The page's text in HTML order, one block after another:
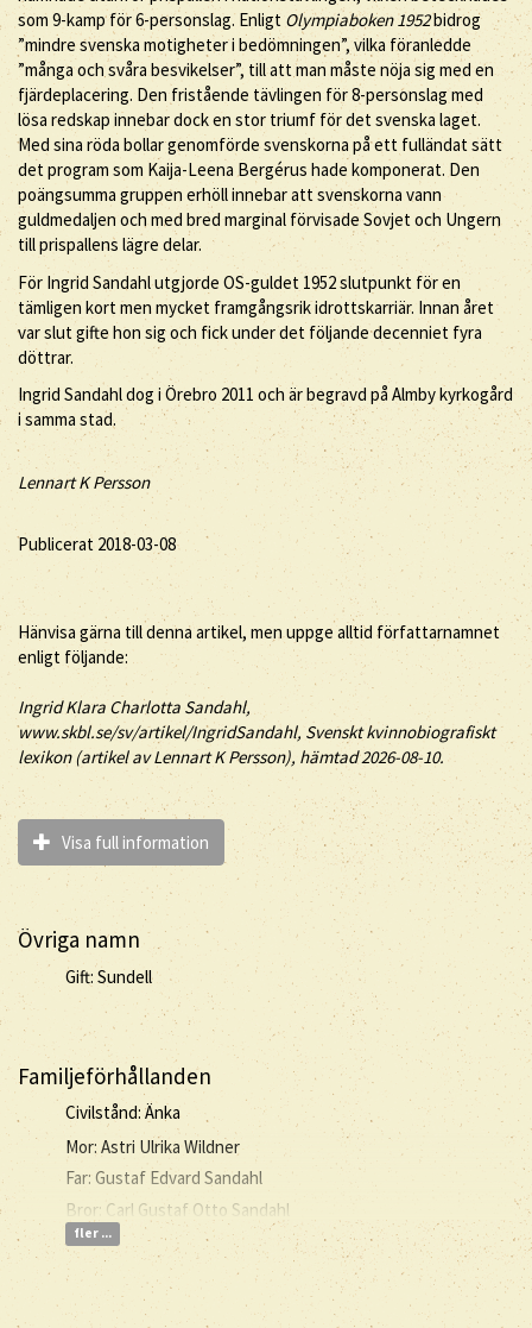
som 9-kamp för 6-personslag. Enligt Olympiaboken 1952bidrog
”mindre svenska motigheter i bedömningen”, vilka föranledde
”många och svåra besvikelser”, till att man måste nöja sig med en
fjärdeplacering. Den fristående tävlingen för 8-personslag med
lösa redskap innebar dock en stor triumf för det svenska laget.
Med sina röda bollar genomförde svenskorna på ett fulländat sätt
det program som Kaija-Leena Bergérus hade komponerat. Den
poängsumma gruppen erhöll innebar att svenskorna vann
guldmedaljen och med bred marginal förvisade Sovjet och Ungern
till prispallens lägre delar.
För Ingrid Sandahl utgjorde OS-guldet 1952 slutpunkt för en
tämligen kort men mycket framgångsrik idrottskarriär. Innan året
var slut gifte hon sig och fick under det följande decenniet fyra
döttrar.
Ingrid Sandahl dog i Örebro 2011 och är begravd på Almby kyrkogård
i samma stad.
Lennart K Persson
Publicerat 2018-03-08
Hänvisa gärna till denna artikel, men uppge alltid författarnamnet
enligt följande:
IngridKlara Charlotta Sandahl,
www.skbl.se/sv/artikel/IngridSandahl, Svenskt kvinnobiografiskt
lexikon (artikel avLennart K Persson), hämtad 2026-08-10.
Visa full information
Övriga namn
Gift: Sundell
Familjeförhållanden
Civilstånd: Änka
Mor: Astri Ulrika Wildner
Far: Gustaf Edvard Sandahl
Bror: Carl Gustaf Otto Sandahl
fler ...